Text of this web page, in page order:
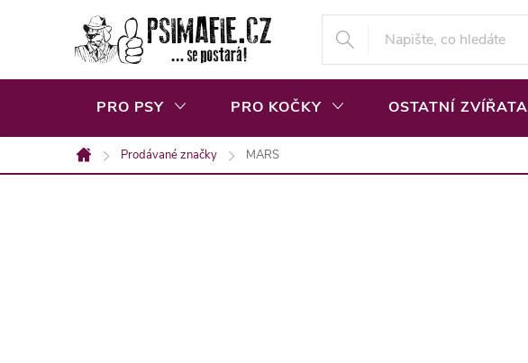
PRO PSY PRO KOČKY OSTATNÍ ZVÍŘATA
Domů
Prodávané značky MARS